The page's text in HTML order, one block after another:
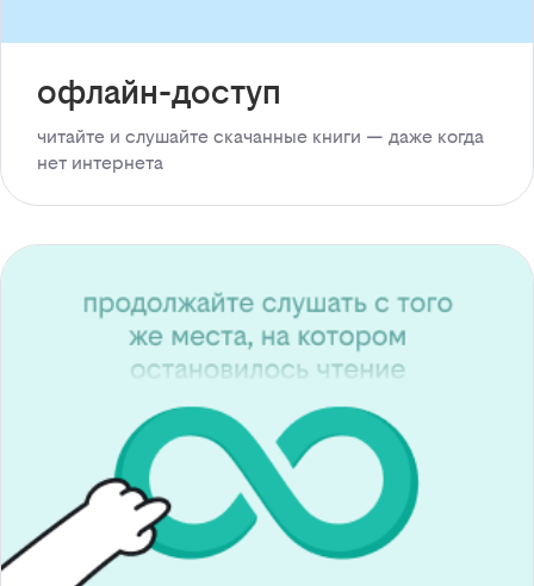
офлайн-доступ
читайте и слушайте скачанные книги — даже когда
нет интернета